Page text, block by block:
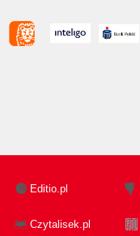
Editio.pl
Czytalisek.pl